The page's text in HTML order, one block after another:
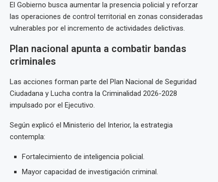
El Gobierno busca aumentar la presencia policial y reforzar
las operaciones de control territorial en zonas consideradas
vulnerables por el incremento de actividades delictivas.
Plan nacional apunta a combatir bandas
criminales
Las acciones forman parte del Plan Nacional de Seguridad
Ciudadana y Lucha contra la Criminalidad 2026-2028
impulsado por el Ejecutivo.
Según explicó el Ministerio del Interior, la estrategia
contempla:
Fortalecimiento de inteligencia policial.
Mayor capacidad de investigación criminal.